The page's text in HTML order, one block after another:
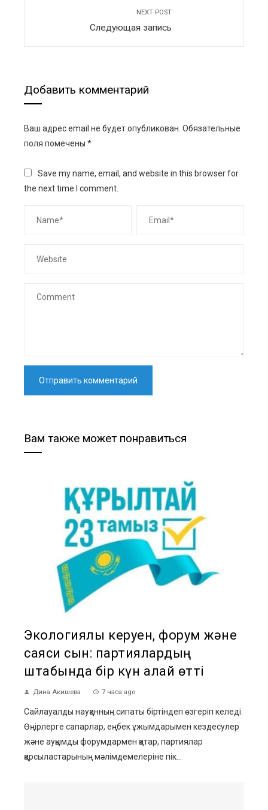
NEXT POST
Следующая запись
Добавить комментарий
Ваш адрес email не будет опубликован. Обязательные
поля помечены *
Save my name, email, and website in this browser for
the next time I comment.
Вам также может понравиться
Экологиялық керуен, форум және
саяси сын: партиялардың
штабында бір күн қалай өтті
Дина Акишева 7 часа ago
Сайлауалды науқанның сипаты біртіндеп өзгеріп келеді.
Өңірлерге сапарлар, еңбек ұжымдарымен кездесулер
және ауқымды форумдармен қатар, партиялар
қарсыластарының мәлімдемелеріне пік...